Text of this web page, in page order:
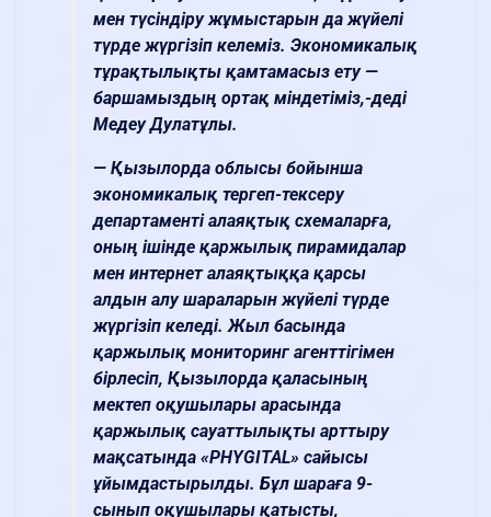
мен түсіндіру жұмыстарын да жүйелі
түрде жүргізіп келеміз. Экономикалық
тұрақтылықты қамтамасыз ету —
баршамыздың ортақ міндетіміз,-деді
Медеу Дулатұлы.
— Қызылорда облысы бойынша
экономикалық тергеп-тексеру
департаменті алаяқтық схемаларға,
оның ішінде қаржылық пирамидалар
мен интернет алаяқтыққа қарсы
алдын алу шараларын жүйелі түрде
жүргізіп келеді. Жыл басында
қаржылық мониторинг агенттігімен
бірлесіп, Қызылорда қаласының
мектеп оқушылары арасында
қаржылық сауаттылықты арттыру
мақсатында «PHYGITAL» сайысы
ұйымдастырылды. Бұл шараға 9-
сынып оқушылары қатысты,